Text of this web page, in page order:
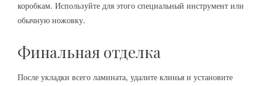
коробкам. Используйте для этого специальный инструмент или
обычную ножовку.
Финальная отделка
После укладки всего ламината, удалите клинья и установите